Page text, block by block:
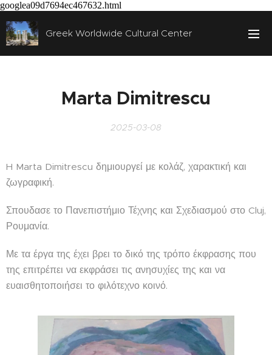
googlea09d7694ec467632.html
Greek Worldwide Cultural Center
Marta Dimitrescu
2025-03-08
H Marta Dimitrescu δημιουργεί με κολάζ, χαρακτική και
ζωγραφική.
Σπουδασε το Πανεπιστήμιο Τέχνης και Σχεδιασμού στο Cluj,
Ρουμανία.
Με τα έργα της έχει βρει το δικό της τρόπο έκφρασης που
της επιτρέπει να εκφράσει τις ανησυχίες της και να
ευαισθητοποιήσει το φιλότεχνο κοινό.